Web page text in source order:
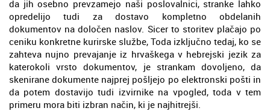
da jih osebno prevzamejo naši poslovalnici, stranke lahko
opredelijo tudi za dostavo kompletno obdelanih
dokumentov na določen naslov. Sicer to storitev plačajo po
ceniku konkretne kurirske službe, Toda izključno tedaj, ko se
zahteva nujno prevajanje iz hrvaškega v hebrejski jezik za
katerokoli vrsto dokumentov, je strankam dovoljeno, da
skenirane dokumente najprej pošljejo po elektronski pošti in
da potem dostavijo tudi izvirnike na vpogled, toda v tem
primeru mora biti izbran način, ki je najhitrejši.